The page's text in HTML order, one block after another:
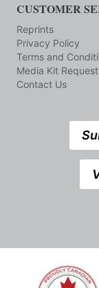
CUSTOMER
Reprints
Privacy Policy
Terms and
Media Kit
Contact Us